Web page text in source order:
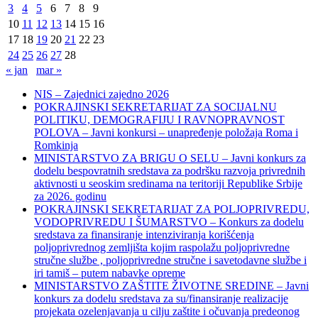
3 4 5 6 7 8
9
10 11 12 13 14 15 16
17 18 19 20 21 22 23
24 25 26 27 28
« jan
mar »
NIS – Zajednici zajedno 2026
POKRAJINSKI SEKRETARIJAT ZA SOCIJALNU
POLITIKU, DEMOGRAFIJU I RAVNOPRAVNOST
POLOVA – Javni konkursi – unapređenje položaja Roma i
Romkinja
MINISTARSTVO ZA BRIGU O SELU – Javni konkurs za
dodelu bespovratnih sredstava za podršku razvoja privrednih
aktivnosti u seoskim sredinama na teritoriji Republike Srbije
za 2026. godinu
POKRAJINSKI SEKRETARIJAT ZA POLJOPRIVREDU,
VODOPRIVREDU I ŠUMARSTVO – Konkurs za dodelu
sredstava za finansiranje intenziviranja korišćenja
poljoprivrednog zemljišta kojim raspolažu poljoprivredne
stručne službe , poljoprivredne stručne i savetodavne službe i
iri tamiš ‒ putem nabavke opreme
MINISTARSTVO ZAŠTITE ŽIVOTNE SREDINE – Javni
konkurs za dodelu sredstava za su/finansiranje realizacije
projekata ozelenjavanja u cilju zaštite i očuvanja predeonog